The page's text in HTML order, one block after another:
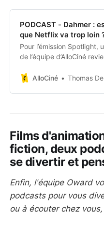
PODCAST - Dahmer :
que Netflix va trop loin
Pour l’émission Spotlight,
de l’équipe d’AlloCiné
Netflix, la série “Dahmer :
AlloCiné Thomas
Films
fiction, deux
se divertir et
Enfin, l'équipe Oward
podcasts pour vous
ou à écouter chez